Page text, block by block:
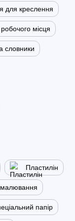
для креслення
робочого місця
словники
Пластилін
папір